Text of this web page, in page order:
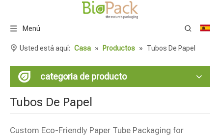
Menú
Usted está aquí: Casa » Productos » Tubos De Papel
categoria de producto
Tubos De Papel
Custom Eco-Friendly Paper Tube Packaging for